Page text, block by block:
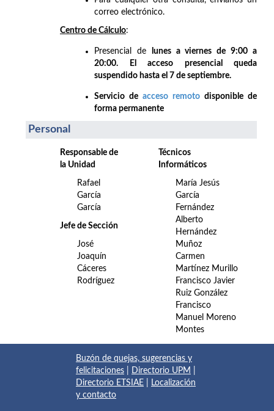
correo electrónico.
Centro de Cálculo:
Presencial de
lunes a viernes de 9:00 a
20:00. El acceso presencial queda
suspendido hasta el 7 de septiembre.
Servicio de acceso remoto disponible de
forma permanente
Personal
Responsable de
la Unidad
Rafael
García
García
Jefe de Sección
José
Joaquín
Cáceres
Rodríguez
Técnicos
Informáticos
María Jesús
García
Fernández
Alberto
Hernández
Muñoz
Carmen
Martínez Murillo
Francisco Javier
Ruiz González
Francisco
Manuel Moreno
Montes
Buzón de quejas, sugerencias y
felicitaciones
Directorio UPM
Directorio ETSIAE
Localización
y contacto